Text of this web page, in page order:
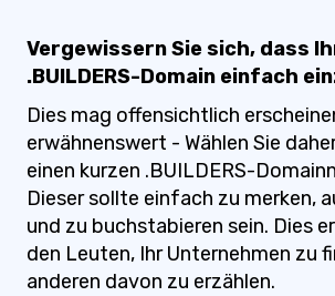
Vergewissern Sie sich, dass
.BUILDERS-Domain einfach
Dies mag offensichtlich
erwähnenswert - Wählen Sie
einen kurzen .BUILDERS-
Dieser sollte einfach zu merken,
und zu buchstabieren sein. Dies
den Leuten, Ihr Unternehmen zu
anderen davon zu erzählen.